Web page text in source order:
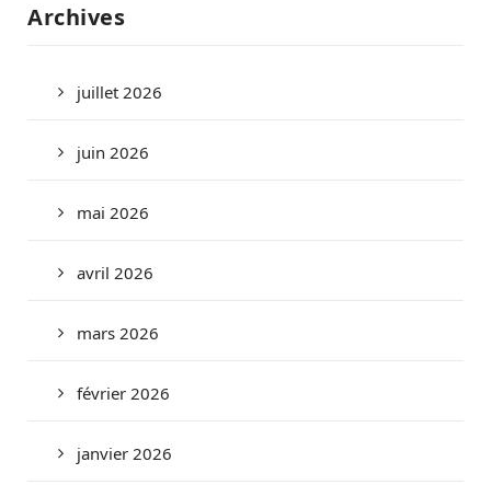
Archives
juillet 2026
juin 2026
mai 2026
avril 2026
mars 2026
février 2026
janvier 2026